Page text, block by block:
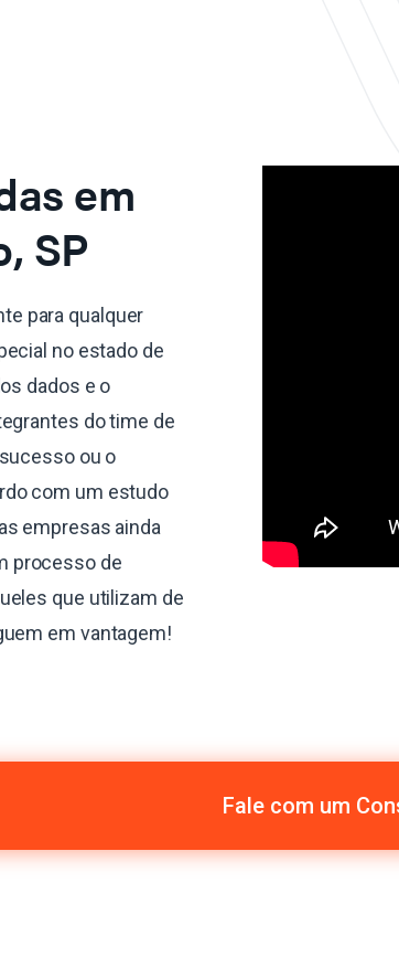
em
SP
para qualquer
no estado de
dados e o
do time de
ou o
com um estudo
empresas ainda
processo de
que utilizam de
em vantagem!
Fale com um